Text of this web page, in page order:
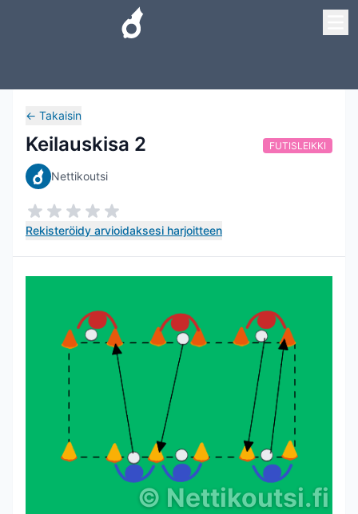
← Takaisin
Keilauskisa 2
Nettikoutsi
Rekisteröidy arvioidaksesi harjoitteen
FUTISLEIKKI
© Nettikoutsi.fi